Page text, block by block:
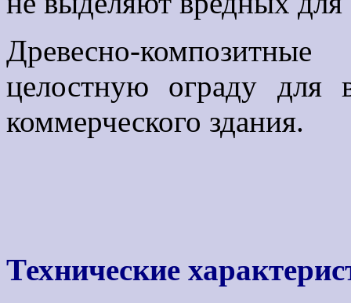
Древесно-
целостную ограду для
коммерческого здания.
Технические